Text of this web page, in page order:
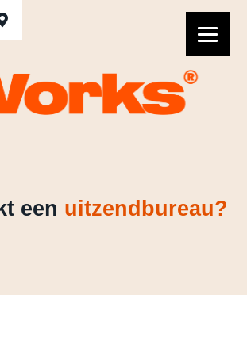
uitzendbureau?
een uitzendbureau?